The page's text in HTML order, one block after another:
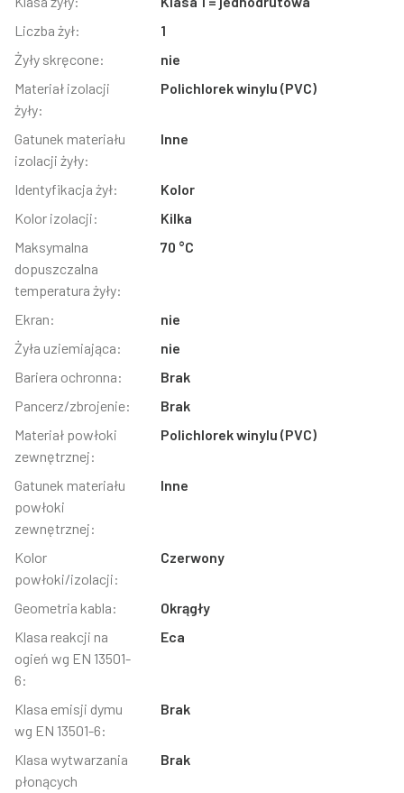
Liczba żył:
1
Żyły skręcone:
nie
Materiał izolacji
żyły:
Polichlorek winylu (PVC)
Gatunek materiału
izolacji żyły:
Inne
Identyfikacja żył:
Kolor
Kolor izolacji:
Kilka
Maksymalna
dopuszczalna
temperatura żyły:
70 °C
Ekran:
nie
Żyła uziemiająca:
nie
Bariera ochronna:
Brak
Pancerz/zbrojenie:
Brak
Materiał powłoki
zewnętrznej:
Polichlorek winylu (PVC)
Gatunek materiału
powłoki
zewnętrznej:
Inne
Kolor
powłoki/izolacji:
Czerwony
Geometria kabla:
Okrągły
Klasa reakcji na
ogień wg EN 13501-
6:
Eca
Klasa emisji dymu
wg EN 13501-6:
Brak
Klasa wytwarzania
płonących
Brak